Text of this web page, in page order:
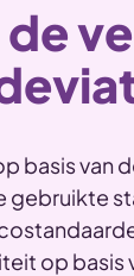
basis van
gebruikte
op